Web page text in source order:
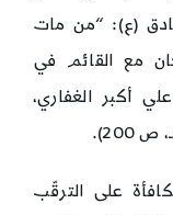
(ع): “من مات
مع القائم في
أكبر الغفاري،
على الترقّب